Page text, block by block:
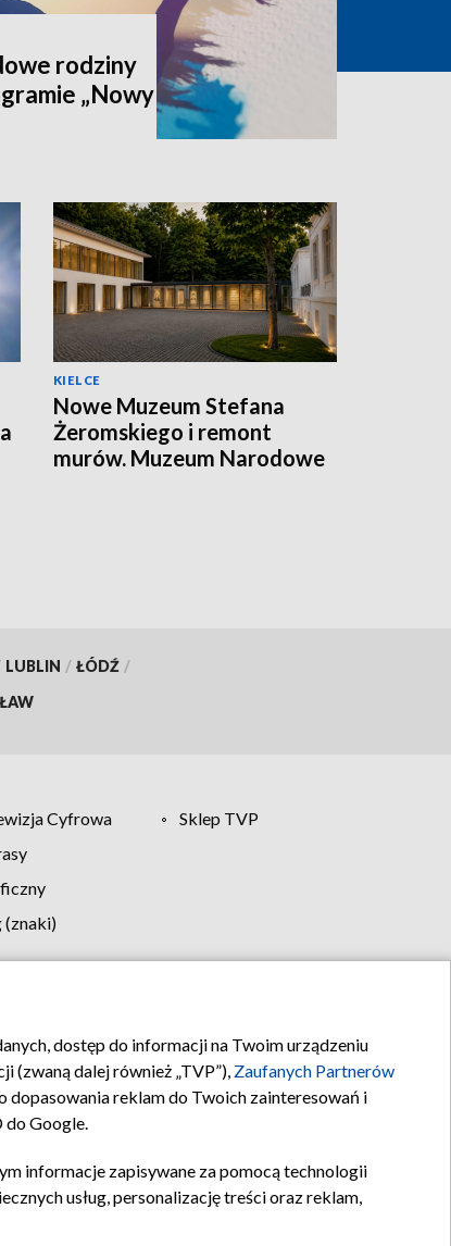
rodziny
„Nowy
KIELCE
Nowe Muzeum Stefana
Żeromskiego i remont
murów. Muzeum Narodowe
LUBLIN / ŁÓDŹ /
Cyfrowa
Sklep TVP
(znaki)
Kontakt
dostęp do informacji na Twoim urządzeniu
(zwaną dalej również „TVP”), Zaufanych Partnerów
reklam do Twoich zainteresowań i
do Google.
informacje zapisywane za pomocą technologii
usług, personalizację treści oraz reklam,